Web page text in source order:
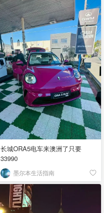
长城ORA5电车来澳洲了只要
33990
墨尔本生活指南